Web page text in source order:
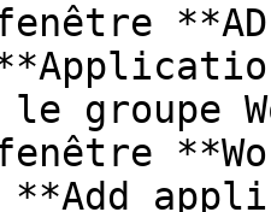
**AD
groupe